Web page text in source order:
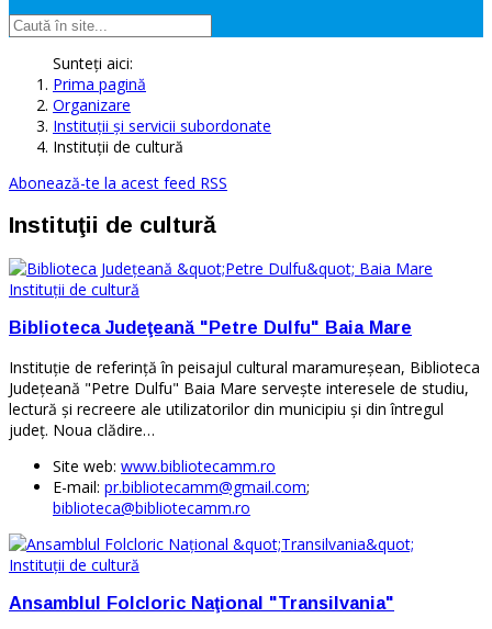
Sunteți aici:
Prima pagină
Organizare
Instituţii şi servicii subordonate
Instituţii de cultură
Abonează-te la acest feed RSS
Instituţii de cultură
Instituţii de cultură
Biblioteca Judeţeană "Petre Dulfu" Baia Mare
Instituţie de referinţă în peisajul cultural maramureşean, Biblioteca
Judeţeană "Petre Dulfu" Baia Mare serveşte interesele de studiu,
lectură şi recreere ale utilizatorilor din municipiu şi din întregul
judeţ. Noua clădire…
Site web: www.bibliotecamm.ro
E-mail: pr.bibliotecamm@gmail.com;
biblioteca@bibliotecamm.ro
Instituţii de cultură
Ansamblul Folcloric Naţional "Transilvania"